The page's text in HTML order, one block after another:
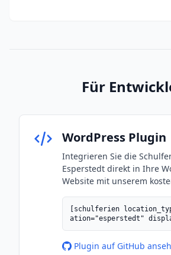
Für
WordPress Plugin
Integrieren Sie die
Esperstedt direkt in Ihre
Website mit unserem
[schulferien
ation="esperstedt"
Plugin auf GitHub